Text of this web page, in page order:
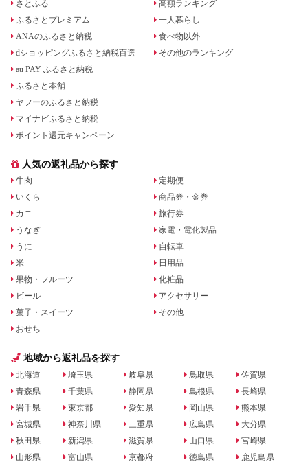
さとふる
ふるさとプレミアム
ANAのふるさと納税
dショッピングふるさと納税百選
au PAY ふるさと納税
ふるさと本舗
ヤフーのふるさと納税
マイナビふるさと納税
ポイント還元キャンペーン
高額ランキング
一人暮らし
食べ物以外
その他のランキング
人気の返礼品から探す
牛肉
いくら
カニ
うなぎ
うに
米
果物・フルーツ
ビール
菓子・スイーツ
おせち
定期便
商品券・金券
旅行券
家電・電化製品
自転車
日用品
化粧品
アクセサリー
その他
地域から返礼品を探す
北海道
青森県
岩手県
宮城県
秋田県
山形県
埼玉県
千葉県
東京都
神奈川県
新潟県
富山県
岐阜県
静岡県
愛知県
三重県
滋賀県
京都府
鳥取県
島根県
岡山県
広島県
山口県
徳島県
佐賀県
長崎県
熊本県
大分県
宮崎県
鹿児島県